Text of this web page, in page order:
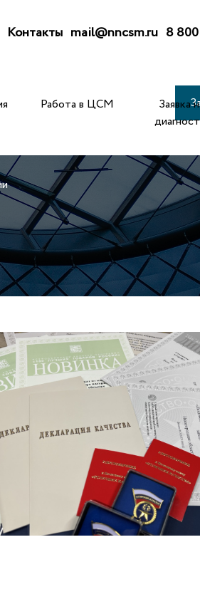
Контакты mail@nncsm.ru 8
Работа в ЦСМ
Заявка